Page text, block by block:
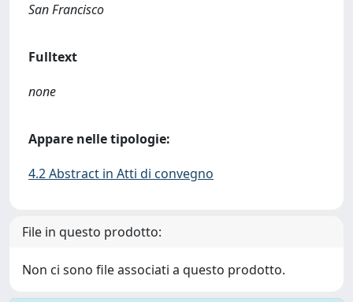
San Francisco
Fulltext
none
Appare nelle tipologie:
4.2 Abstract in Atti di convegno
File in questo prodotto:
Non ci sono file associati a questo prodotto.